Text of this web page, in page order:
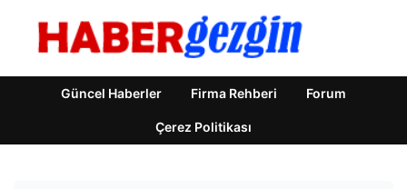
Güncel Haberler Firma Rehberi Forum
Çerez Politikası